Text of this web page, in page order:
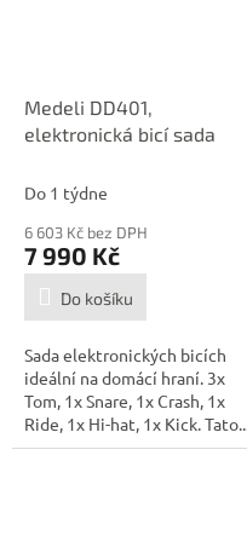
Medeli DD401,
elektronická bicí sada
Do 1 týdne
6 603 Kč bez DPH
7 990 Kč
Do košíku
Sada elektronických bicích
ideální na domácí hraní. 3x
Tom, 1x Snare, 1x Crash, 1x
Ride, 1x Hi-hat, 1x Kick.